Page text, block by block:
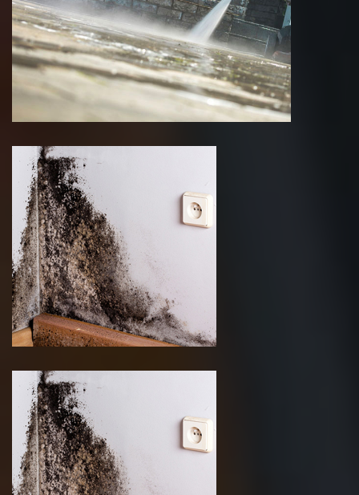
Nettoyage de terrasse 75 Paris
renovation de parquet 75 Paris
Traitement anti Humidite 75 Paris